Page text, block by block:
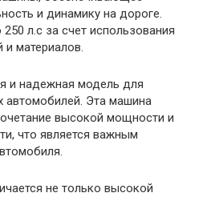
и динамику на дороге.
л.с за счет использования
и материалов.
и надежная модель для
автомобилей. Эта машина
высокой мощности и
что является важным
не только высокой